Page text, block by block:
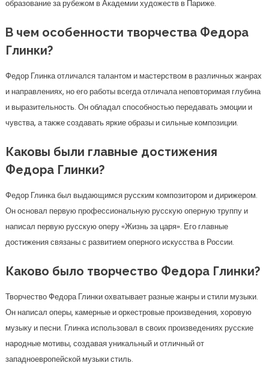
образование за рубежом в Академии художеств в Париже.
В чем особенности творчества Федора
Глинки?
Федор Глинка отличался талантом и мастерством в различных жанрах
и направлениях, но его работы всегда отличала неповторимая глубина
и выразительность. Он обладал способностью передавать эмоции и
чувства, а также создавать яркие образы и сильные композиции.
Каковы были главные достижения
Федора Глинки?
Федор Глинка был выдающимся русским композитором и дирижером.
Он основал первую профессиональную русскую оперную труппу и
написал первую русскую оперу «Жизнь за царя». Его главные
достижения связаны с развитием оперного искусства в России.
Каково было творчество Федора Глинки?
Творчество Федора Глинки охватывает разные жанры и стили музыки.
Он написал оперы, камерные и оркестровые произведения, хоровую
музыку и песни. Глинка использовал в своих произведениях русские
народные мотивы, создавая уникальный и отличный от
западноевропейской музыки стиль.